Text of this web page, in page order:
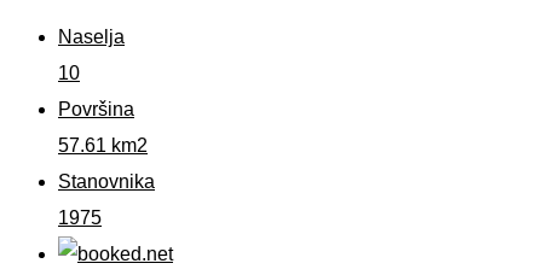
Naselja
10
Površina
57.61 km2
Stanovnika
1975